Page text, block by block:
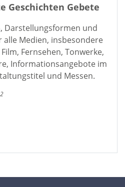
Geschichten Gebete
Darstellungsformen und
Medien, insbesondere
Fernsehen, Tonwerke,
Informationsangebote im
und Messen.